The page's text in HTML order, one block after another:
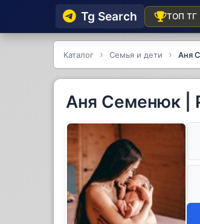
Tg Searсh ТОП ТГ
Каталог Семья и дети Аня
Аня Семенюк |